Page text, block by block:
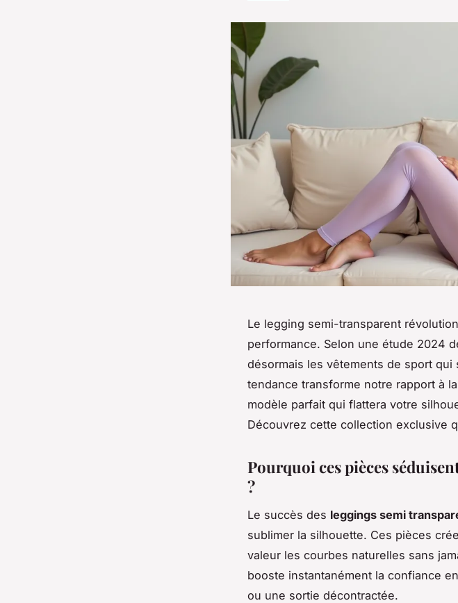
Le legging semi-transparent
performance. Selon une étude 2024
désormais les vêtements de sport
tendance transforme notre rapport à
modèle parfait qui flattera votre
Découvrez cette collection exclusive
Pourquoi ces pièces
?
Le succès des leggings semi
sublimer la silhouette. Ces pièces
valeur les courbes naturelles sans
booste instantanément la confiance
ou une sortie décontractée.